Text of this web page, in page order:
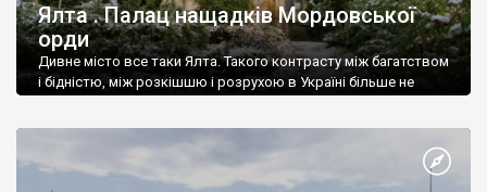
Ялта . Палац нащадків Мордовської
орди
Дивне місто все таки Ялта. Такого контрасту між багатством
і бідністю, між розкішшю і розрухою в Україні більше не